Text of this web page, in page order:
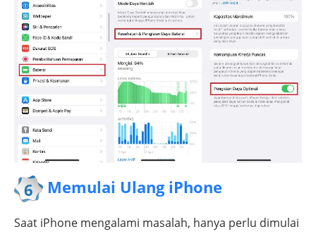
6 Memulai Ulang iPhone
Saat iPhone mengalami masalah, hanya perlu dimulai